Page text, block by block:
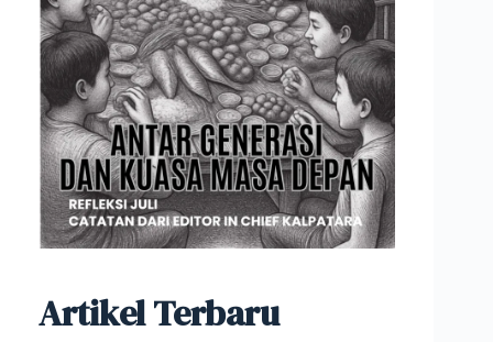
Artikel Terbaru